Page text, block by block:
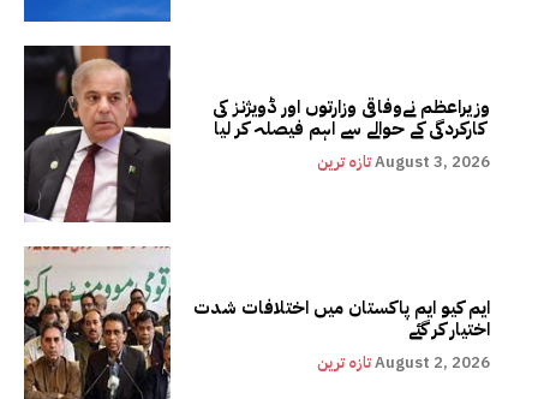
وزیراعظم نےوفاقی وزارتوں اور ڈویژنز کی
کارکردگی کے حوالے سے اہم فیصلہ کر لیا
تازہ ترینAugust 3, 2026
ایم کیو ایم پاکستان میں اختلافات شدت
اختیار کر گئے
تازہ ترینAugust 2, 2026